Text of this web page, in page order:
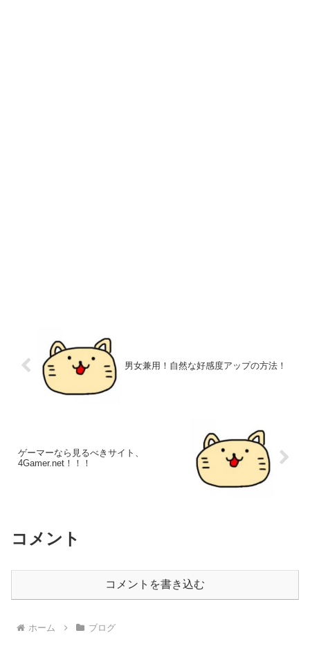
男女兼用！自然な好感度アップの方法！
ゲーマーなら見るべきサイト、
4Gamer.net！！！
コメント
コメントを書き込む
ホーム ブログ